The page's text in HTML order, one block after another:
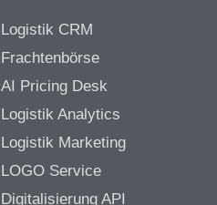
Logistik CRM
Frachtenbörse
AI Pricing Desk
Logistik Analytics
Logistik Marketing
LOGO Service
Digitalisierung API